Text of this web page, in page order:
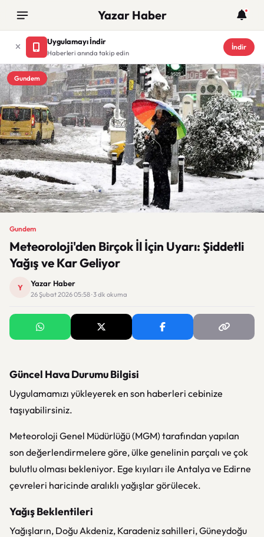
Yazar Haber
Uygulamayı İndir
Haberleri anında takip edin
İndir
Gundem
Gundem
Meteoroloji'den Birçok İl İçin Uyarı: Şiddetli
Yağış ve Kar Geliyor
Y Yazar Haber
26 Şubat 2026 05:58 · 3 dk okuma
Güncel Hava Durumu Bilgisi
Uygulamamızı yükleyerek en son haberleri cebinize
taşıyabilirsiniz.
Meteoroloji Genel Müdürlüğü (MGM) tarafından yapılan
son değerlendirmelere göre, ülke genelinin parçalı ve çok
bulutlu olması bekleniyor. Ege kıyıları ile Antalya ve Edirne
çevreleri haricinde aralıklı yağışlar görülecek.
Yağış Beklentileri
Yağışların, Doğu Akdeniz, Karadeniz sahilleri, Güneydoğu